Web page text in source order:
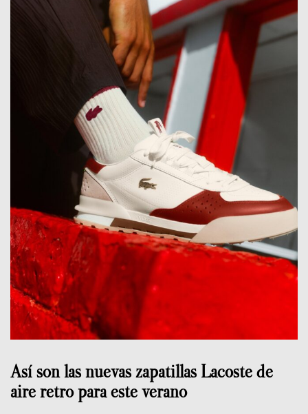
Así son las nuevas zapatillas Lacoste de
aire retro para este verano